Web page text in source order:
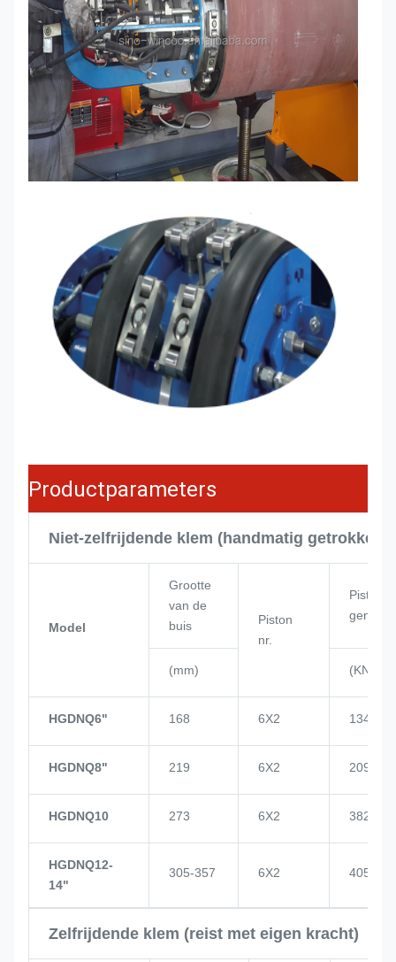
Productparameters
Niet-zelfrijdende klem (handmatig getrokken)
Model
Grootte
van de
buis
Piston
nr.
gen
(mm) (KN)
HGDNQ6" 168 6X2 134
HGDNQ8" 219 6X2 209
HGDNQ10 273 6X2 382
HGDNQ12-
14"
305-357 6X2 405
Zelfrijdende klem (reist met eigen kracht)